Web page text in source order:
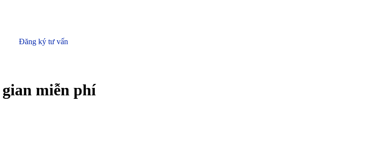
Đăng ký tư vấn
miễn phí